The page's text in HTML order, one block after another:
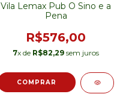
Vila Lemax Pub O Sino e a
Pena
R$576,00
7x de R$82,29 sem juros